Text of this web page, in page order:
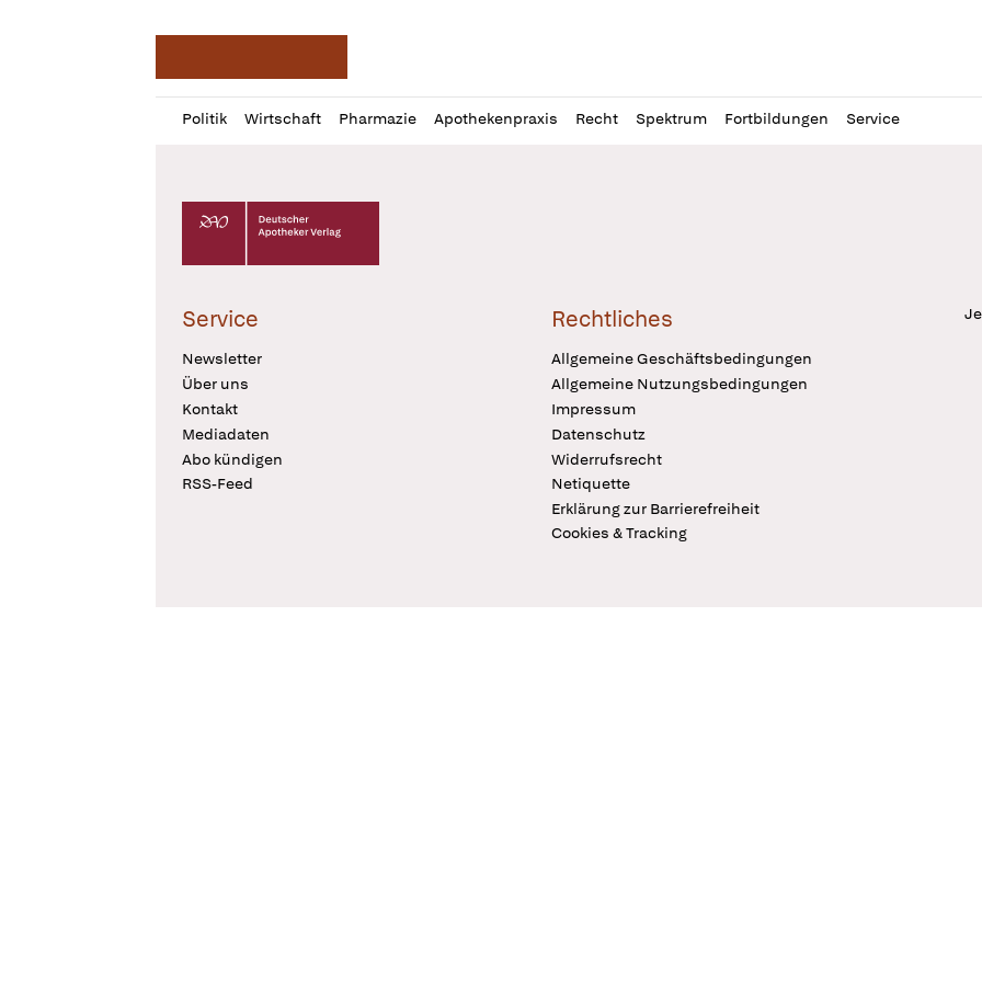
Politik Wirtschaft Pharmazie Apothekenpraxis Recht Spektrum Fortbildungen Service
Profil
öffnen
Daz
Pur
Deutscher Apotheker Verlag Logo
Service
Newsletter
Über uns
Kontakt
Mediadaten
Abo kündigen
RSS-Feed
Rechtliches
Allgemeine Geschäftsbedingungen
Allgemeine Nutzungsbedingungen
Impressum
Datenschutz
Widerrufsrecht
Netiquette
Erklärung zur Barrierefreiheit
Cookies & Tracking